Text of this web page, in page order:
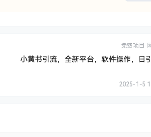
免费项目
小黄书引流，全新平台，软件操作，日
2025-1-5